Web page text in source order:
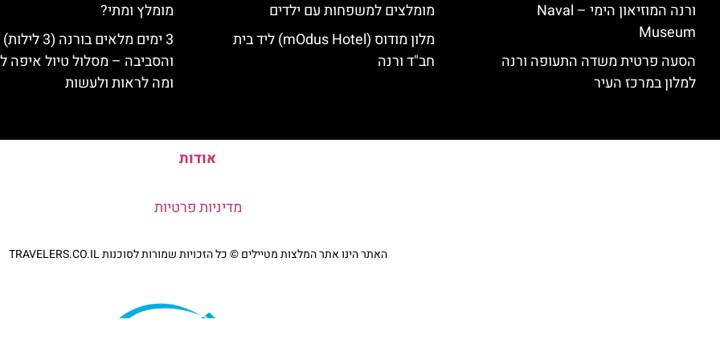
ורנה המוזיאון הימי – Naval
Museum
הסעה פרטית משדה התעופה ורנה
למלון במרכז העיר
מומלצים למשפחות עם ילדים
מלון מודוס (mOdus Hotel) ליד בית
חב"ד ורנה
מומלץ ומתי?
3 ימים מלאים בורנה (3 לילות)
והסביבה – מסלול טיול איפה
ומה לראות ולעשות
אודות
מדיניות פרטיות
האתר הינו אתר המלצות מטיילים © כל הזכויות שמורות לסוכנות TRAVELERS.CO.IL